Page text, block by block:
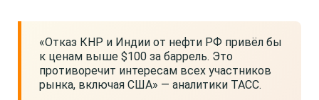
«Отказ КНР и Индии от нефти РФ привёл бы
к ценам выше $100 за баррель. Это
противоречит интересам всех участников
рынка, включая США» — аналитики ТАСС.